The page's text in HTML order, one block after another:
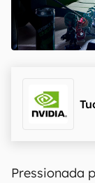
Pressionada